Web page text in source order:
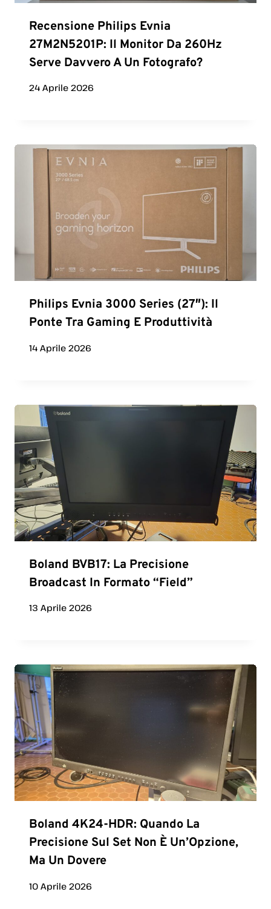
Recensione Philips Evnia
27M2N5201P: Il Monitor Da 260Hz
Serve Davvero A Un Fotografo?
24 Aprile 2026
Philips Evnia 3000 Series (27″): Il
Ponte Tra Gaming E Produttività
14 Aprile 2026
Boland BVB17: La Precisione
Broadcast In Formato “Field”
13 Aprile 2026
Boland 4K24-HDR: Quando La
Precisione Sul Set Non È Un’Opzione,
Ma Un Dovere
10 Aprile 2026